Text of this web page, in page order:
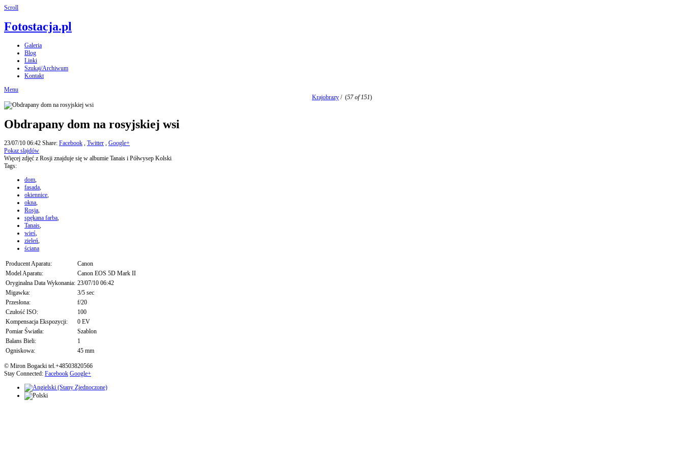
Scroll
Fotostacja.pl
Galeria
Blog
Linki
Szukaj/Archiwum
Kontakt
Menu
Krajobrazy / (57 of 151)
Obdrapany dom na rosyjskiej wsi
23/07/10 06:42 Share: Facebook , Twitter , Google+
Pokaz slajdów
Więcej zdjęć z Rosji znajduje się w albumie Tanais i Półwysep Kolski
Tags:
dom,
fasada,
okiennice,
okna,
Rosja,
spękana farba,
Tanais,
wieś,
zieleń,
ściana
Producent Aparatu:
Canon
Model Aparatu:
Canon EOS 5D Mark II
Oryginalna Data Wykonania: 23/07/10 06:42
Migawka:
3/5 sec
Przesłona:
f/20
Czułość ISO:
100
Kompensacja Ekspozycji:
0 EV
Pomiar Światła:
Szablon
Balans Bieli:
1
Ogniskowa:
45 mm
© Miron Bogacki tel.+48503820566
Stay Connected: Facebook Google+